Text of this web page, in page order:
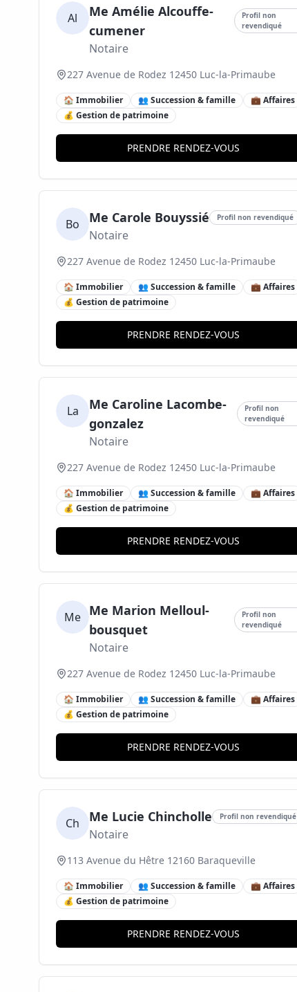
Al
Me Amélie Alcouffe-
cumener
Profil non
revendiqué
Notaire
227 Avenue de Rodez 12450 Luc-la-Primaube
🏠 Immobilier 👥 Succession & famille
💼 Affaires
💰 Gestion de patrimoine
PRENDRE RENDEZ-VOUS
Bo Me Carole Bouyssié Profil non revendiqué
Notaire
227 Avenue de Rodez 12450 Luc-la-Primaube
🏠 Immobilier 👥 Succession & famille
💼 Affaires
💰 Gestion de patrimoine
PRENDRE RENDEZ-VOUS
La
Me Caroline Lacombe-
gonzalez
Profil non
revendiqué
Notaire
227 Avenue de Rodez 12450 Luc-la-Primaube
🏠 Immobilier 👥 Succession & famille
💼 Affaires
💰 Gestion de patrimoine
PRENDRE RENDEZ-VOUS
Me Me Marion Melloul-
bousquet
Profil non
revendiqué
Notaire
227 Avenue de Rodez 12450 Luc-la-Primaube
🏠 Immobilier 👥 Succession & famille
💼 Affaires
💰 Gestion de patrimoine
PRENDRE RENDEZ-VOUS
Ch Me Lucie Chincholle Profil non revendiqué
Notaire
113 Avenue du Hêtre 12160 Baraqueville
🏠 Immobilier 👥 Succession & famille
💼 Affaires
💰 Gestion de patrimoine
PRENDRE RENDEZ-VOUS